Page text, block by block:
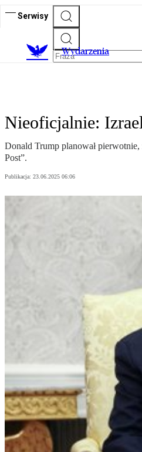
Serwisy
Wydarzenia
Nieoficjalnie:
Donald Trump planował pierwotnie,
Post”.
Publikacja: 23.06.2025 06:06